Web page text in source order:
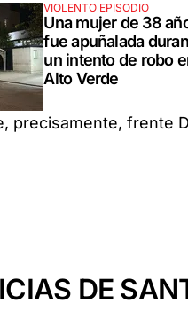
VIOLENTO EPISODIO
Una mujer de 38
fue apuñalada
un intento de robo
Alto Verde
precisamente, frente
DE